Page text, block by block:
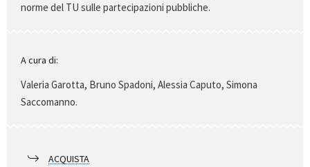
norme del TU sulle partecipazioni pubbliche.
A cura di:
Valeria Garotta, Bruno Spadoni, Alessia Caputo, Simona
Saccomanno.
ACQUISTA